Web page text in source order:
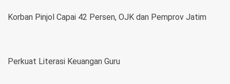
Korban Pinjol Capai 42 Persen, OJK dan Pemprov Jatim
Perkuat Literasi Keuangan Guru